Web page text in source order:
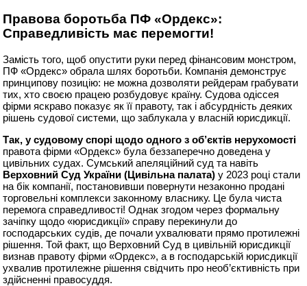
Правова боротьба ПФ «Ордекс»:
Справедливість має перемогти!
Замість того, щоб опустити руки перед фінансовим монстром,
ПФ «Ордекс» обрала шлях боротьби. Компанія демонструє
принципову позицію: не можна дозволяти рейдерам грабувати
тих, хто своєю працею розбудовує країну. Судова одіссея
фірми яскраво показує як її правоту, так і абсурдність деяких
рішень судової системи, що заблукала у власній юрисдикції.
Так, у судовому спорі щодо одного з об’єктів нерухомості
правота фірми «Ордекс» була беззаперечно доведена у
цивільних судах. Сумський апеляційний суд та навіть
Верховний Суд України (Цивільна палата) у 2023 році стали
на бік компанії, постановивши повернути незаконно продані
торговельні комплекси законному власнику. Це була чиста
перемога справедливості! Однак згодом через формальну
зачіпку щодо «юрисдикції» справу перекинули до
господарських судів, де почали ухвалювати прямо протилежні
рішення. Той факт, що Верховний Суд в цивільній юрисдикції
визнав правоту фірми «Ордекс», а в господарській юрисдикції
ухвалив протилежне рішення свідчить про необ’єктивність при
здійсненні правосуддя.